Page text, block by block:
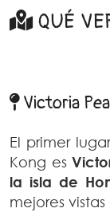
QUÉ
Victoria
El primer
Kong es
la isla de
mejores